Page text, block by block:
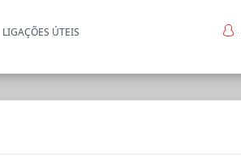
LIGAÇÕES ÚTEIS